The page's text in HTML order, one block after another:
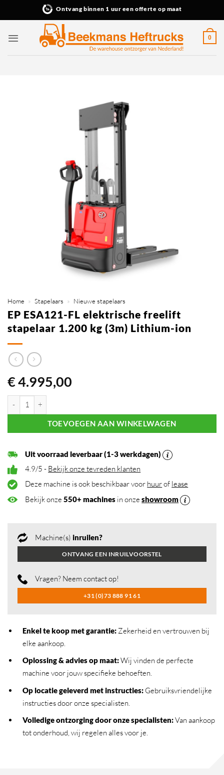
Ontvang binnen 1 uur een offerte op maat
0
Home » Stapelaars » Nieuwe stapelaars
EP ESA121-FL elektrische freelift
stapelaar 1.200 kg (3m) Lithium-ion
€4.995,00
EP ESA121-FL elektrische freelift stapelaar 1.200 kg (3m) Lithium-
TOEVOEGEN AAN WINKELWAGEN
Uit voorraad leverbaar (1-3 werkdagen)
4.9/5 - Bekijk onze tevreden klanten
Deze machine is ook beschikbaar voor huurof lease
Bekijk onze550+ machines in onzeshowroom
Machine(s) inruilen?
ONTVANG EEN INRUILVOORSTEL
Vragen? Neem contact op!
+31 (0)73 888 91 61
Enkel te koop met garantie:Zekerheid en vertrouwen bij
elke aankoop.
Oplossing & advies op maat:Wij vinden de perfecte
machine voor jouw specifieke behoeften.
Op locatie geleverd met instructies:Gebruiksvriendelijke
instructies door onze specialisten.
Volledige ontzorging door onze specialisten:Van aankoop
tot onderhoud, wij regelen alles voor je.